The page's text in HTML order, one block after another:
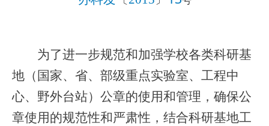
为了进一步规范和加强学校各类科研基
地（国家、省、部级重点实验室、工程中
心、野外台站）公章的使用和管理，确保公
章使用的规范性和严肃性，结合科研基地工